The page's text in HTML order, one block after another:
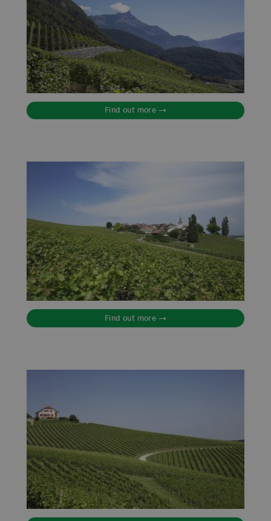
Find out more →
Find out more →